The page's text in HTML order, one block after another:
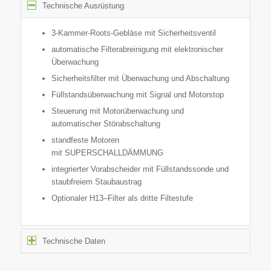
Technische Ausrüstung
3-Kammer-Roots-Gebläse mit Sicherheitsventil
automatische Filterabreinigung mit elektronischer
Überwachung
Sicherheitsfilter mit Überwachung und Abschaltung
Füllstandsüberwachung mit Signal und Motorstop
Steuerung mit Motorüberwachung und
automatischer Störabschaltung
standfeste Motoren
mit SUPERSCHALLDÄMMUNG
integrierter Vorabscheider mit Füllstandssonde und
staubfreiem Staubaustrag
Optionaler H13–Filter als dritte Filtestufe
Technische Daten